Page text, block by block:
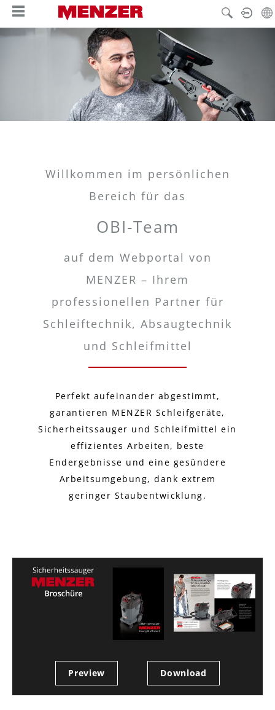
content
Willkommen im persönlichen
Bereich für das
OBI-Team
auf dem Webportal von
MENZER – Ihrem
professionellen Partner für
Schleiftechnik, Absaugtechnik
und Schleifmittel
Perfekt aufeinander abgestimmt,
garantieren MENZER Schleifgeräte,
Sicherheitssauger und Schleifmittel ein
effizientes Arbeiten, beste
Endergebnisse und eine gesündere
Arbeitsumgebung, dank extrem
geringer Staubentwicklung.
Preview Download